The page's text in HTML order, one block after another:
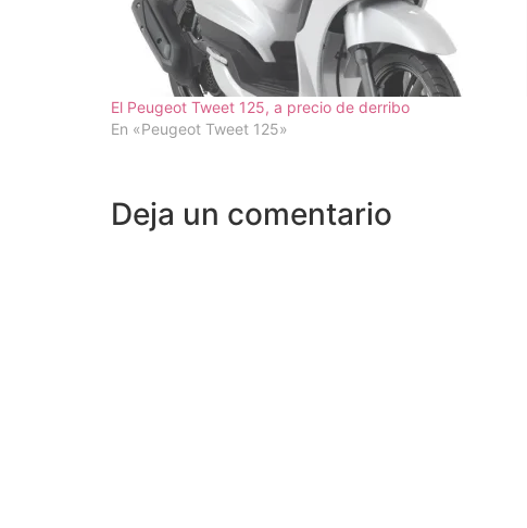
El Peugeot Tweet 125, a precio de derribo
En «Peugeot Tweet 125»
Deja un comentario